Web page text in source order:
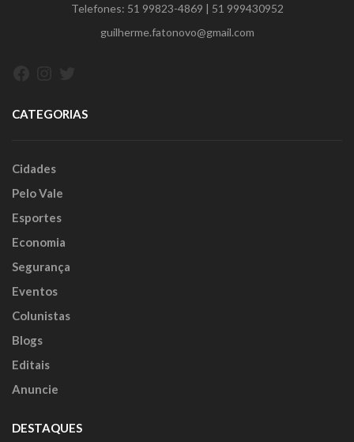
Telefones: 51 99823-4869 | 51 999430952
guilherme.fatonovo@gmail.com
CATEGORIAS
Cidades
Pelo Vale
Esportes
Economia
Segurança
Eventos
Colunistas
Blogs
Editais
Anuncie
DESTAQUES